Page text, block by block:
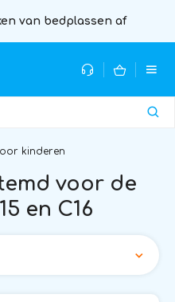
van bedplassen af
kinderen
voor de
en C16